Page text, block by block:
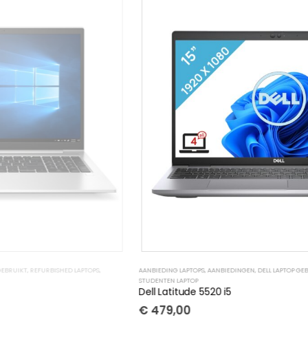
AANBIEDING LAPTOPS,AANBIEDINGEN DELL LAPTOP GEBRUIKT,REFURBISHED LAPTOPS,